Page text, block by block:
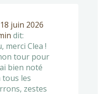
18 juin 2026
dit:
merci Clea !
tour pour
bien noté
tous les
zestes